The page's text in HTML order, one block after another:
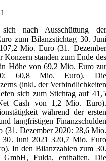
sich nach Ausschüttung der
zum Bilanzstichtag 30. Juni
Mio. Euro (31. Dezember
standen zum Ende des
Höhe von 69,2 Mio. Euro zur
60,8 Mio. Euro). Die
(inkl. der Verbindlichkeiten
sich zum Stichtag auf 41,5
Cash von 1,2 Mio. Euro).
während der ersten
langfristigen Finanzschulden
(31. Dezember 2020: 28,6 Mio.
30. Juni 2021 320,7 Mio. Euro
In den Bilanzzahlen zum 30.
Fulda, enthalten. Die